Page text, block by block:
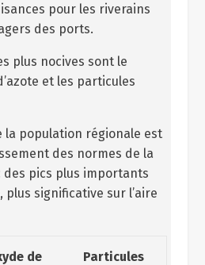
pour les riverains
des ports.
plus nocives sont le
et les particules
la population régionale est
des normes de la
des pics plus importants
significative sur l’aire
de
Particules